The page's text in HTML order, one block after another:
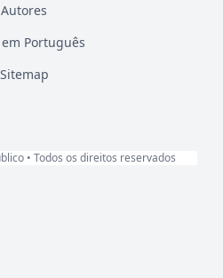
Autores
Português
Sitemap
• Todos os direitos reservados